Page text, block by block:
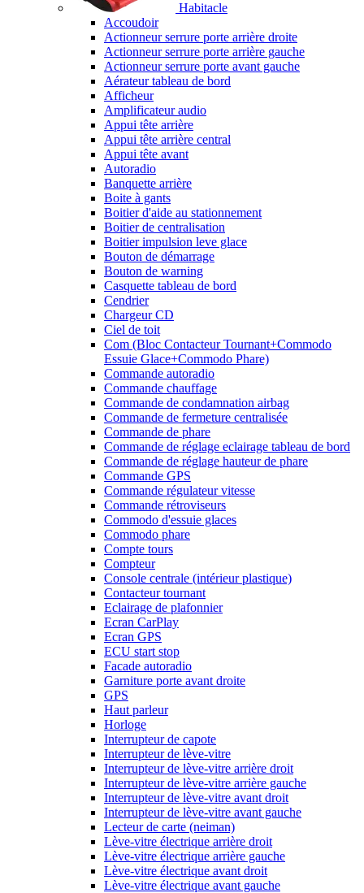
Habitacle
Accoudoir
Actionneur serrure porte arrière droite
Actionneur serrure porte arrière gauche
Actionneur serrure porte avant gauche
Aérateur tableau de bord
Afficheur
Amplificateur audio
Appui tête arrière
Appui tête arrière central
Appui tête avant
Autoradio
Banquette arrière
Boite à gants
Boitier d'aide au stationnement
Boitier de centralisation
Boitier impulsion leve glace
Bouton de démarrage
Bouton de warning
Casquette tableau de bord
Cendrier
Chargeur CD
Ciel de toit
Com (Bloc Contacteur Tournant+Commodo
Essuie Glace+Commodo Phare)
Commande autoradio
Commande chauffage
Commande de condamnation airbag
Commande de fermeture centralisée
Commande de phare
Commande de réglage eclairage tableau de bord
Commande de réglage hauteur de phare
Commande GPS
Commande régulateur vitesse
Commande rétroviseurs
Commodo d'essuie glaces
Commodo phare
Compte tours
Compteur
Console centrale (intérieur plastique)
Contacteur tournant
Eclairage de plafonnier
Ecran CarPlay
Ecran GPS
ECU start stop
Facade autoradio
Garniture porte avant droite
GPS
Haut parleur
Horloge
Interrupteur de capote
Interrupteur de lève-vitre
Interrupteur de lève-vitre arrière droit
Interrupteur de lève-vitre arrière gauche
Interrupteur de lève-vitre avant droit
Interrupteur de lève-vitre avant gauche
Lecteur de carte (neiman)
Lève-vitre électrique arrière droit
Lève-vitre électrique arrière gauche
Lève-vitre électrique avant droit
Lève-vitre électrique avant gauche